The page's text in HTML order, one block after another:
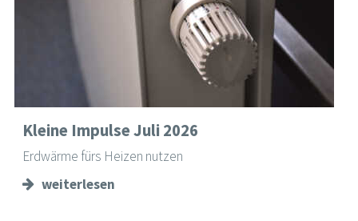
Kleine Impulse Juli 2026
Erdwärme fürs Heizen nutzen
weiterlesen